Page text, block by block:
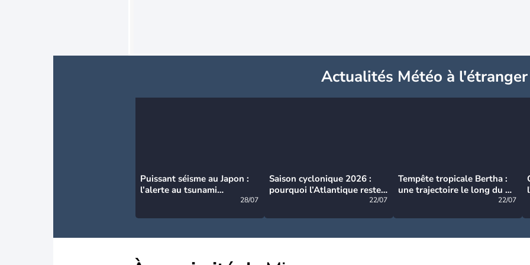
Actualités Météo à l'étranger
Puissant séisme au Japon :
l’alerte au tsunami
28/07
Saison cyclonique 2026 :
pourquoi l’Atlantique reste
22/07
Tempête tropicale Bertha :
une trajectoire le long du du
22/07